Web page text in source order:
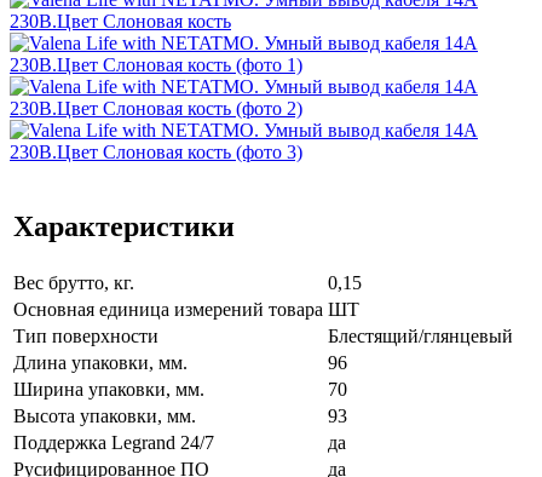
Характеристики
Вес брутто, кг.
0,15
Основная единица измерений товара ШТ
Тип поверхности
Блестящий/глянцевый
Длинa упаковки, мм.
96
Ширина упаковки, мм.
70
Высота упаковки, мм.
93
Поддержка Legrand 24/7
да
Русифицированное ПО
да